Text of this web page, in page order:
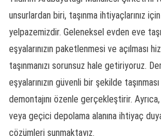
unsurlardan biri, taşınma ihtiyaçlarınız
yelpazemizdir. Geleneksel evden eve
eşyalarınızın paketlenmesi ve açılması
taşınmanızı sorunsuz hale getiriyoruz.
eşyalarınızın güvenli bir şekilde
demontajını özenle gerçekleştirir.
veya geçici depolama alanına ihtiyaç
çözümleri sunmaktayız.